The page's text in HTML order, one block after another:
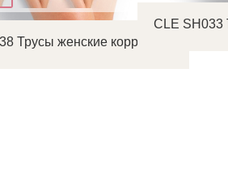
Трусы женские коррекция
CLE SH033